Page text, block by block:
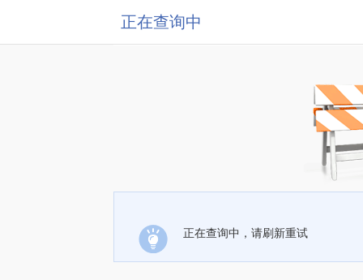
正在查询中
正在查询中，请刷新重试